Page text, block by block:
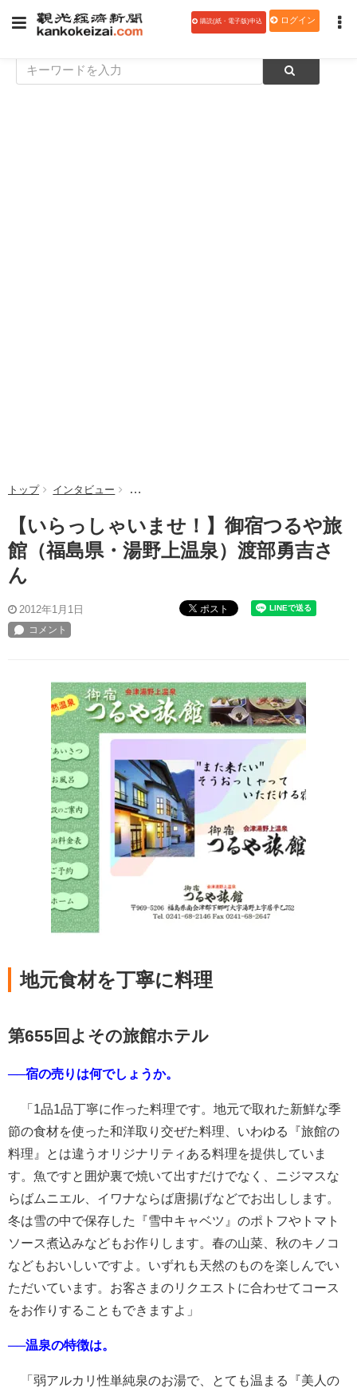
購読(紙・電子版)申込 ログイン
トップ インタビュー 【いらっしゃいませ！】御宿つるや旅館（福島
【いらっしゃいませ！】御宿つるや旅
館（福島県・湯野上温泉）渡部勇吉さ
ん
2012年1月1日 ポスト
地元食材を丁寧に料理
第655回よその旅館ホテル
──宿の売りは何でしょうか。
「1品1品丁寧に作った料理です。地元で取れた新鮮な季
節の食材を使った和洋取り交ぜた料理、いわゆる『旅館の
料理』とは違うオリジナリティある料理を提供していま
す。魚ですと囲炉裏で焼いて出すだけでなく、ニジマスな
らばムニエル、イワナならば唐揚げなどでお出しします。
冬は雪の中で保存した『雪中キャベツ』のポトフやトマト
ソース煮込みなどもお作りします。春の山菜、秋のキノコ
などもおいしいですよ。いずれも天然のものを楽しんでい
ただいています。お客さまのリクエストに合わせてコース
をお作りすることもできますよ」
──温泉の特徴は。
「弱アルカリ性単純泉のお湯で、とても温まる『美人の